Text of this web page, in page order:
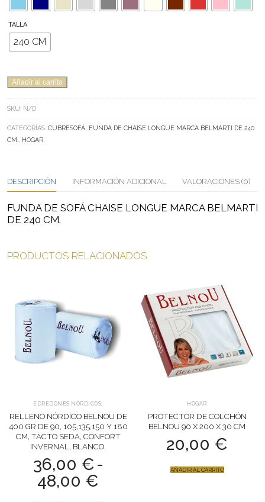
TALLA
240 CM
FUNDA
SOFÁ
LONGUE
MARCA
Añadir al carrito
SKU: N/D
CATEGORÍAS: CUBRESOFÁ FUNDA DE CHAISE LONGUE MARCA BELMARTI DE 240
CM.
HOGAR
DESCRIPCIÓN INFORMACIÓN ADICIONAL VALORACIONES (0)
FUNDA DE SOFÁ CHAISE LONGUE MARCA BELMARTI
DE 240 CM.
PRODUCTOS RELACIONADOS
EDREDONES NÓRDICOS.
RELLENO NÓRDICO BELNOU DE
400 GR DE 90, 105,135,150 Y 180
CM, TACTO SEDA, CONFORT
INVERNAL, BLANCO.
36,00 € -
48,00 €
HOGAR
PROTECTOR DE COLCHÓN
BELNOU 90 X 200 X 30 CM
20,00 €
AÑADIR AL CARRITO